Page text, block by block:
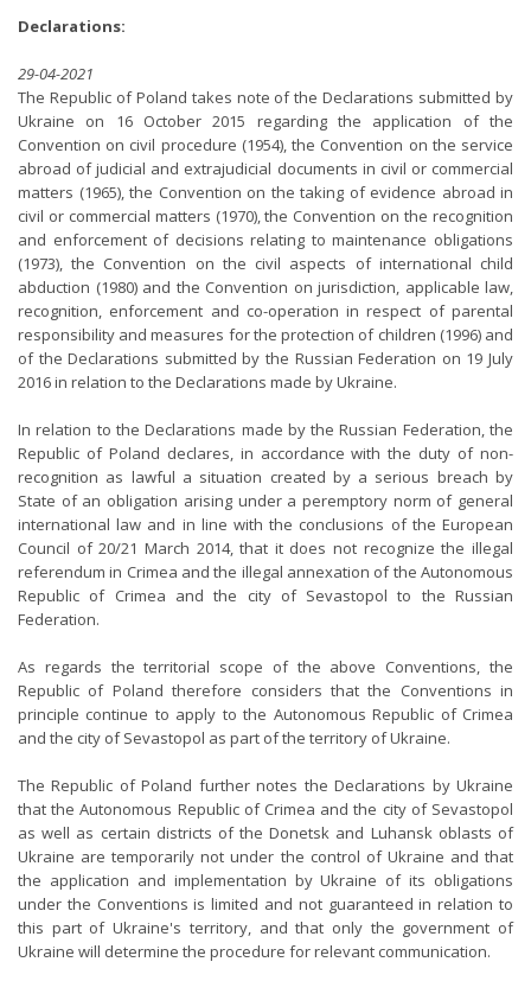
Declarations:
29-04-2021
The Republic of Poland takes note of the Declarations submitted by
Ukraine on 16 October 2015 regarding the application of the
Convention on civil procedure (1954), the Convention on the service
abroad of judicial and extrajudicial documents in civil or commercial
matters (1965), the Convention on the taking of evidence abroad in
civil or commercial matters (1970), the Convention on the recognition
and enforcement of decisions relating to maintenance obligations
(1973), the Convention on the civil aspects of international child
abduction (1980) and the Convention on jurisdiction, applicable law,
recognition, enforcement and co-operation in respect of parental
responsibility and measures for the protection of children (1996) and
of the Declarations submitted by the Russian Federation on 19 July
2016 in relation to the Declarations made by Ukraine.
In relation to the Declarations made by the Russian Federation, the
Republic of Poland declares, in accordance with the duty of non-
recognition as lawful a situation created by a serious breach by
State of an obligation arising under a peremptory norm of general
international law and in line with the conclusions of the European
Council of 20/21 March 2014, that it does not recognize the illegal
referendum in Crimea and the illegal annexation of the Autonomous
Republic of Crimea and the city of Sevastopol to the Russian
Federation.
As regards the territorial scope of the above Conventions, the
Republic of Poland therefore considers that the Conventions in
principle continue to apply to the Autonomous Republic of Crimea
and the city of Sevastopol as part of the territory of Ukraine.
The Republic of Poland further notes the Declarations by Ukraine
that the Autonomous Republic of Crimea and the city of Sevastopol
as well as certain districts of the Donetsk and Luhansk oblasts of
Ukraine are temporarily not under the control of Ukraine and that
the application and implementation by Ukraine of its obligations
under the Conventions is limited and not guaranteed in relation to
this part of Ukraine's territory, and that only the government of
Ukraine will determine the procedure for relevant communication.